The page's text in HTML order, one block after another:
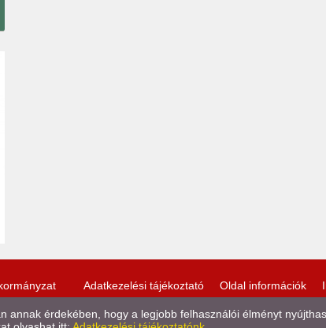
Adatkezelési tájékoztató Oldal információk
annak érdekében, hogy a legjobb felhasználói élményt